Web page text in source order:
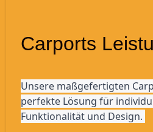
Carports
Unsere maßgefertigten
perfekte Lösung für
Funktionalität und Design.